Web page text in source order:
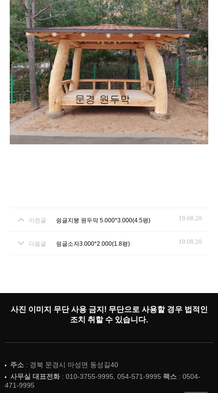
온라인문의
고객센터
육각/팔각정자
파고라
이전글 슁글지붕 원두막 5.000*3.000(4.5평) 19.08.20
다음글 슁글소자3.000*2.000(1.8평) 19.08.20
사진 이미지 무단 사용 금지! 무단으로 사용할 경우 법적인
조치 취할 수 있습니다.
주소 : 경북 문경시 마성면 동성길40
사무실 대표전화: 010-3755-9995, 054-571-9995 팩스 : 0504-
471-9995